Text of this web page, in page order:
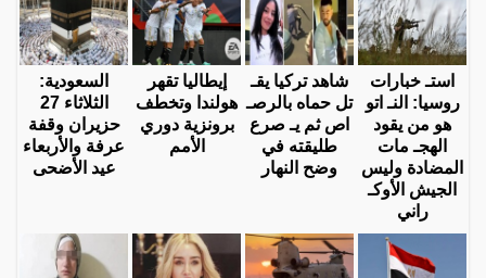
استـ خبارات
روسيا: النـ اتو
هو من يقود
الهجـ مات
المضادة وليس
الجيش الأوكـ
راني
شاهد تركيا يقـ
تل حماه بالرصـ
اص ثم يـ صرع
طليقته في
وضح النهار
إيطاليا تقهر
هولندا وتخطف
برونزية دوري
الأمم
السعودية:
الثلاثاء 27
حزيران وقفة
عرفة والأربعاء
عيد الأضحى